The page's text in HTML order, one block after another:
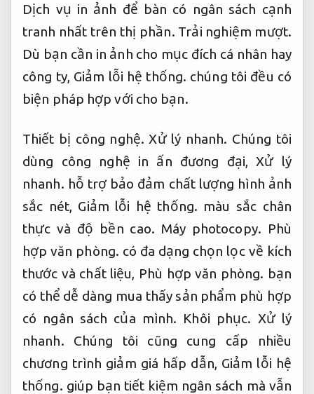
Dịch vụ in ảnh để bàn có ngân sách cạnh
tranh nhất trên thị phần. Trải nghiệm mượt.
Dù bạn cần in ảnh cho mục đích cá nhân hay
công ty, Giảm lỗi hệ thống. chúng tôi đều có
biện pháp hợp với cho bạn.
Thiết bị công nghệ. Xử lý nhanh. Chúng tôi
dùng công nghệ in ấn đương đại,Xử lý
nhanh. hỗ trợ bảo đảm chất lượng hình ảnh
sắc nét, Giảm lỗi hệ thống. màu sắc chân
thực và độ bền cao. Máy photocopy. Phù
hợp văn phòng. có đa dạng chọn lọc về kích
thước và chất liệu, Phù hợp văn phòng. bạn
có thể dễ dàng mua thấy sản phẩm phù hợp
có ngân sách của mình. Khôi phục. Xử lý
nhanh. Chúng tôi cũng cung cấp nhiều
chương trình giảm giá hấp dẫn, Giảm lỗi hệ
thống. giúp bạn tiết kiệm ngân sách mà vẫn